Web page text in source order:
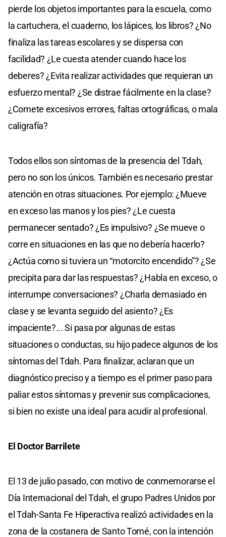
pierde los objetos importantes para la escuela, como
la cartuchera, el cuaderno, los lápices, los libros? ¿No
finaliza las tareas escolares y se dispersa con
facilidad? ¿Le cuesta atender cuando hace los
deberes? ¿Evita realizar actividades que requieran un
esfuerzo mental? ¿Se distrae fácilmente en la clase?
¿Comete excesivos errores, faltas ortográficas, o mala
caligrafía?
Todos ellos son síntomas de la presencia del Tdah,
pero no son los únicos. También es necesario prestar
atención en otras situaciones. Por ejemplo: ¿Mueve
en exceso las manos y los pies? ¿Le cuesta
permanecer sentado? ¿Es impulsivo? ¿Se mueve o
corre en situaciones en las que no debería hacerlo?
¿Actúa como si tuviera un “motorcito encendido”? ¿Se
precipita para dar las respuestas? ¿Habla en exceso, o
interrumpe conversaciones? ¿Charla demasiado en
clase y se levanta seguido del asiento? ¿Es
impaciente?... Si pasa por algunas de estas
situaciones o conductas, su hijo padece algunos de los
síntomas del Tdah. Para finalizar, aclaran que un
diagnóstico preciso y a tiempo es el primer paso para
paliar estos síntomas y prevenir sus complicaciones,
si bien no existe una ideal para acudir al profesional.
El Doctor Barrilete
El 13 de julio pasado, con motivo de conmemorarse el
Día Internacional del Tdah, el grupo Padres Unidos por
el Tdah-Santa Fe Hiperactiva realizó actividades en la
zona de la costanera de Santo Tomé, con la intención